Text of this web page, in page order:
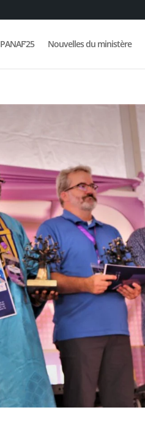
PANAF’25 Nouvelles du ministère